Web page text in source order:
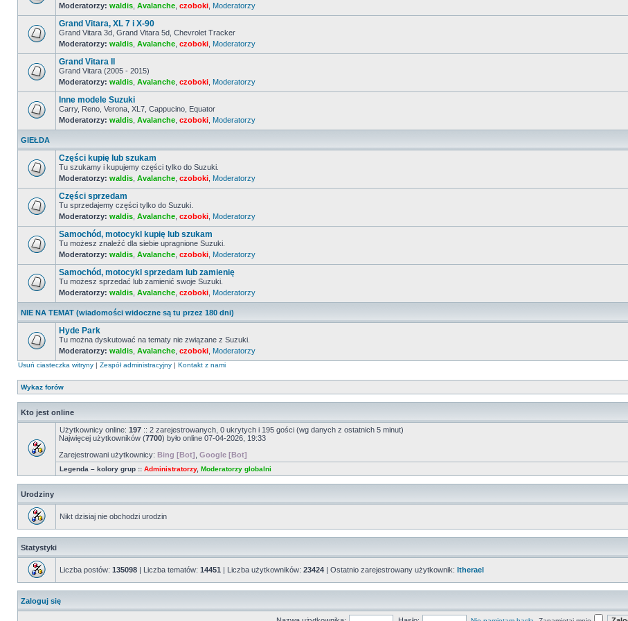
Nie
ma
nieprzeczytanych
postów
Moderatorzy: waldis Avalanche czoboki Moderatorzy
Nie
ma
nieprzeczytanych
postów
Grand Vitara, XL 7 i X-90
Grand Vitara 3d, Grand Vitara 5d, Chevrolet Tracker
Moderatorzy: waldis Avalanche czoboki Moderatorzy
Nie
ma
nieprzeczytanych
postów
Grand Vitara II
Grand Vitara (2005 - 2015)
Moderatorzy: waldis Avalanche czoboki Moderatorzy
Nie
ma
Inne modele Suzuki
Carry, Reno, Verona, XL7, Cappucino, Equator
Moderatorzy: waldis Avalanche czoboki Moderatorzy
GIEŁDA
Nie
ma
nieprzeczytanych
postów
Części kupię lub szukam
Tu szukamy i kupujemy części tylko do Suzuki.
Moderatorzy: waldis Avalanche czoboki Moderatorzy
Nie
ma
nieprzeczytanych
postów
Części sprzedam
Tu sprzedajemy części tylko do Suzuki.
Moderatorzy: waldis Avalanche czoboki Moderatorzy
Nie
ma
nieprzeczytanych
postów
Samochód, motocykl kupię lub szukam
Tu możesz znaleźć dla siebie upragnione Suzuki.
Moderatorzy: waldis Avalanche czoboki Moderatorzy
Nie
ma
nieprzeczytanych
postów
Samochód, motocykl sprzedam lub zamienię
Tu możesz sprzedać lub zamienić swoje Suzuki.
Moderatorzy: waldis Avalanche czoboki Moderatorzy
NIE NA TEMAT (wiadomości widoczne są tu przez 180 dni)
Nie
ma
nieprzeczytanych
Hyde Park
Tu można dyskutować na tematy nie związane z Suzuki.
Moderatorzy: waldis Avalanche czoboki Moderatorzy
Usuń ciasteczka witryny | Zespół administracyjny | Kontakt z nami
Wykaz forów
Kto jest online
Użytkownicy online: 197 :: 2 zarejestrowanych, 0 ukrytych i 195 gości (wg danych z ostatnich 5 minut)
Najwięcej użytkowników (7700) było online 07-04-2026, 19:33
Zarejestrowani użytkownicy: Bing [Bot] Google [Bot]
Legenda – kolory grup :: Administratorzy, Moderatorzy globalni
Urodziny
Nikt dzisiaj nie obchodzi urodzin
Statystyki
Liczba postów: 135098 | Liczba tematów: 14451 | Liczba użytkowników: 23424 | Ostatnio zarejestrowany użytkownik: Itherael
Zaloguj się